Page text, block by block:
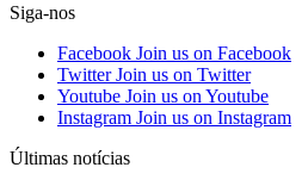
Siga-nos
Facebook Join us on Facebook
Twitter Join us on Twitter
Youtube Join us on Youtube
Instagram Join us on Instagram
Últimas notícias